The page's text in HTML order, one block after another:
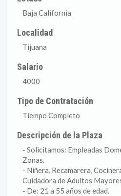
Baja California
Localidad
Tijuana
Salario
4000
Tipo de Contratación
Tiempo Completo
Descripción de la Plaza
- Solicitamos: Empleadas
Zonas.
- Niñera, Recamarera,
Cuidadora de Adultos
- De: 21 a 55 años de edad.